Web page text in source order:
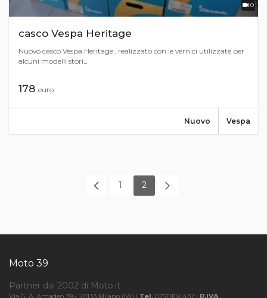
0
casco Vespa Heritage
Nuovo casco Vespa Heritage , realizzato con le vernici utilizzate per
alcuni modelli stori...
178 euro
Vespa
Nuovo
1 2
Moto 39
Partner dal 2002 di Moto.it
Via G. A. Amadeo 39 - 20133 Milano (MI) | Tel. 0270104437 | P.IVA